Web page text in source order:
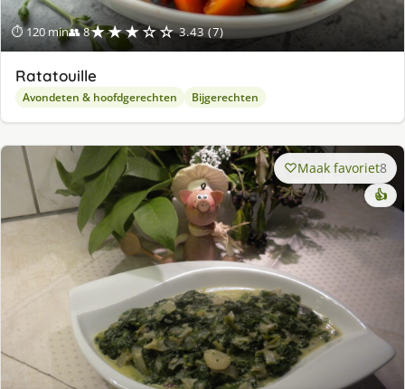
⏱ 120 min👥 8★★★☆☆ 3.43 (7)
Ratatouille
Avondeten & hoofdgerechten Bijgerechten
Maak favoriet8
👍